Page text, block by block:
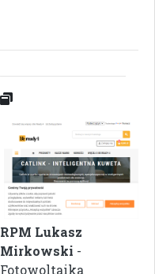
RPM Lukasz
Mirkowski -
Fotowoltaika